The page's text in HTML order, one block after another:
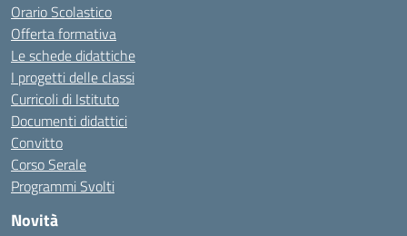
Orario Scolastico
Offerta formativa
Le schede didattiche
I progetti delle classi
Curricoli di Istituto
Documenti didattici
Convitto
Corso Serale
Programmi Svolti
Novità